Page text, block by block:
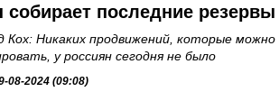
собирает последние резервы
Кох: Никаких продвижений, которые можно
у россиян сегодня не было
08-2024 (09:08)